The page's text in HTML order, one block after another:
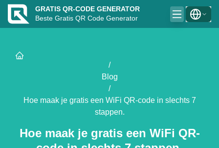
GRATIS QR-CODE GENERATOR
Beste Gratis QR Code Generator
/
Blog
/
Hoe maak je gratis een WiFi QR-code in slechts 7
stappen.
Hoe maak je gratis een WiFi QR-